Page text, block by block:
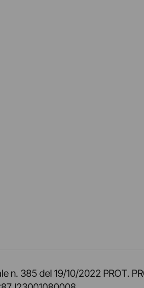
n. 385 del 19/10/2022 PROT.